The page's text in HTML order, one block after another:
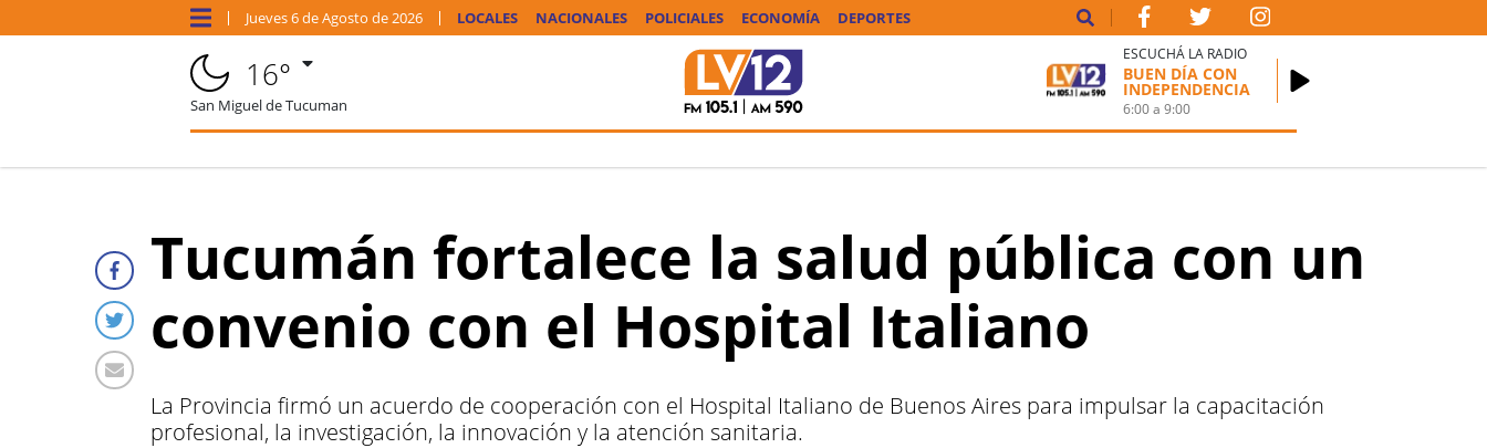
Jueves6 deAgosto de 2026 LOCALES NACIONALES POLICIALES ECONOMÍA DEPORTES
16°
San Miguel de Tucuman
ESCUCHÁ LA RADIO
BUEN DÍA CON
INDEPENDENCIA
6:00a9:00
Tucumán fortalece la salud pública con un
convenio con el Hospital Italiano
La Provincia firmó un acuerdo de cooperación con el Hospital Italiano de Buenos Aires para impulsar la capacitación
profesional, la investigación, la innovación y la atención sanitaria.